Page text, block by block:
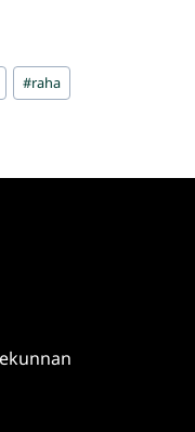
#raha